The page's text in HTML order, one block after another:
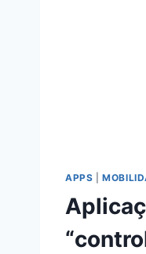
APPS |